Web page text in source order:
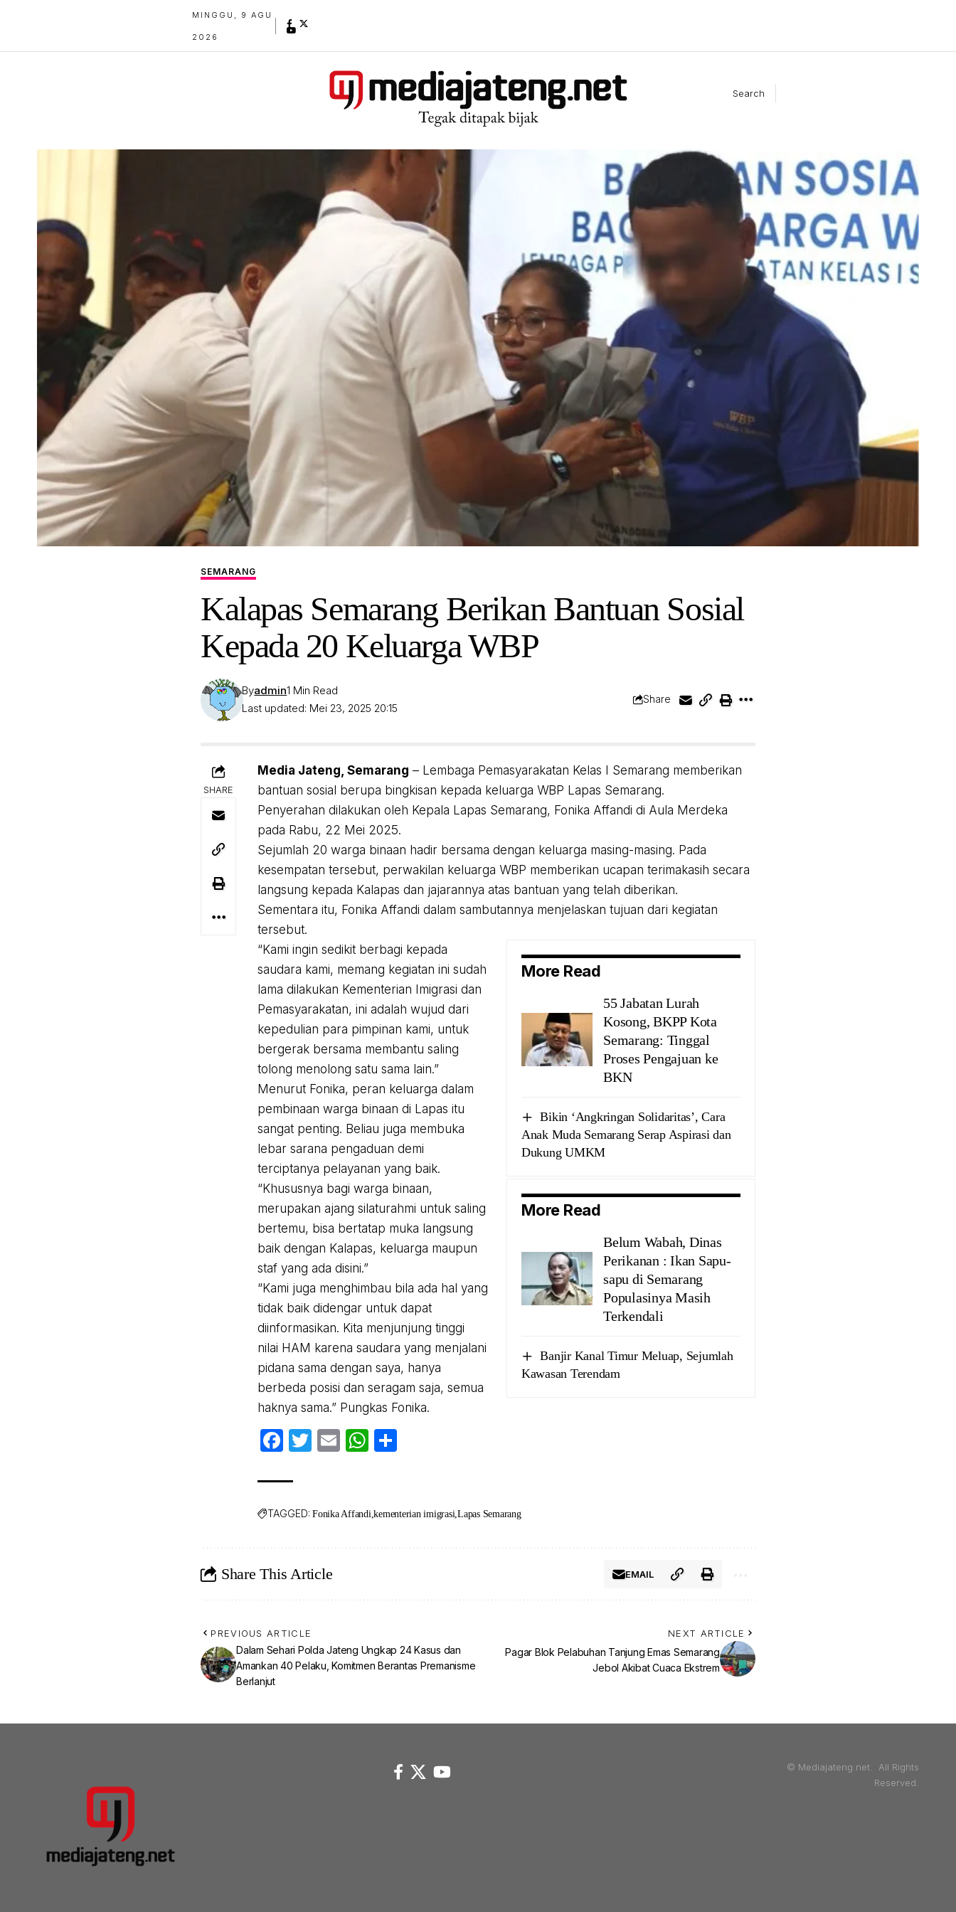
MINGGU, 9 AGU
2026
Search
SEMARANG
Kalapas Semarang Berikan Bantuan Sosial
Kepada 20 Keluarga WBP
Last updated: Mei 23, 2025 20:15
Byadmin1 Min Read
Share
SHARE
Media Jateng, Semarang – Lembaga Pemasyarakatan Kelas I Semarang memberikan
bantuan sosial berupa bingkisan kepada keluarga WBP Lapas Semarang.
Penyerahan dilakukan oleh Kepala Lapas Semarang, Fonika Affandi di Aula Merdeka
pada Rabu, 22 Mei 2025.
Sejumlah 20 warga binaan hadir bersama dengan keluarga masing-masing. Pada
kesempatan tersebut, perwakilan keluarga WBP memberikan ucapan terimakasih secara
langsung kepada Kalapas dan jajarannya atas bantuan yang telah diberikan.
Sementara itu, Fonika Affandi dalam sambutannya menjelaskan tujuan dari kegiatan
tersebut.
More Read
55 Jabatan Lurah
Kosong, BKPP Kota
Semarang: Tinggal
Proses Pengajuan ke
BKN
Bikin ‘Angkringan Solidaritas’, Cara
Anak Muda Semarang Serap Aspirasi dan
Dukung UMKM
“Kami ingin sedikit berbagi kepada
saudara kami, memang kegiatan ini sudah
lama dilakukan Kementerian Imigrasi dan
Pemasyarakatan, ini adalah wujud dari
kepedulian para pimpinan kami, untuk
bergerak bersama membantu saling
tolong menolong satu sama lain.”
Menurut Fonika, peran keluarga dalam
pembinaan warga binaan di Lapas itu
sangat penting. Beliau juga membuka
lebar sarana pengaduan demi
terciptanya pelayanan yang baik.
More Read
Belum Wabah, Dinas
Perikanan : Ikan Sapu-
sapu di Semarang
Populasinya Masih
Terkendali
Banjir Kanal Timur Meluap, Sejumlah
Kawasan Terendam
“Khususnya bagi warga binaan,
merupakan ajang silaturahmi untuk saling
bertemu, bisa bertatap muka langsung
baik dengan Kalapas, keluarga maupun
staf yang ada disini.”
“Kami juga menghimbau bila ada hal yang
tidak baik didengar untuk dapat
diinformasikan. Kita menjunjung tinggi
nilai HAM karena saudara yang menjalani
pidana sama dengan saya, hanya
berbeda posisi dan seragam saja, semua
haknya sama.” Pungkas Fonika.
Facebook
Twitter
EmailWhatsApp
TAGGED: Fonika Affandi kementerian imigrasi Lapas Semarang
Share This Article EMAIL
PREVIOUS ARTICLE
Dalam Sehari Polda Jateng Ungkap 24 Kasus dan
Amankan 40 Pelaku, Komitmen Berantas Premanisme
Berlanjut
NEXT ARTICLE
Pagar Blok Pelabuhan Tanjung Emas Semarang
Jebol Akibat Cuaca Ekstrem
© Mediajateng.net. All Rights
Reserved.